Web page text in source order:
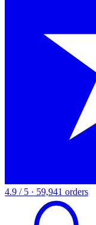
4.9 / 5 · 59,941 orders